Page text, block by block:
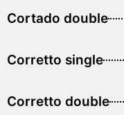
Cortado double
Corretto single
Corretto double